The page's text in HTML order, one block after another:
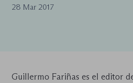
28 Mar 2017
Guillermo Fariñas es el editor